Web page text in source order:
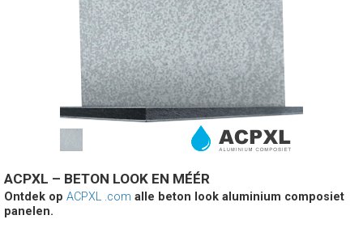
ACPXL – BETON LOOK EN MÉÉR
Ontdek op ACPXL .com alle beton look aluminium composiet
panelen.